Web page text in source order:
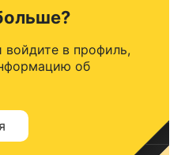
войдите в профиль,
об